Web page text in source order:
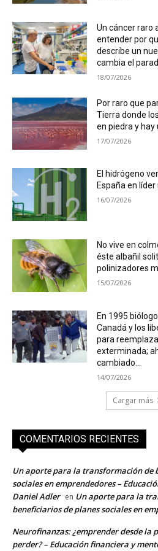
Un cáncer raro
entender por
describe un
cambia el
18/07/2026
Por raro que
Tierra donde
en piedra y
17/07/2026
El hidrógeno
España en
16/07/2026
No vive en
éste albañil
polinizadores
15/07/2026
En 1995
Canadá y los
para
exterminada;
cambiado...
14/07/2026
Cargar más
COMENTARIOS RECIENTES
Un aporte para la transformación de
sociales en emprendedores –
Daniel Adler en Un aporte para la
beneficiarios de planes sociales en
Neurofinanzas: ¿emprender desde la
perder? – Educación financiera y